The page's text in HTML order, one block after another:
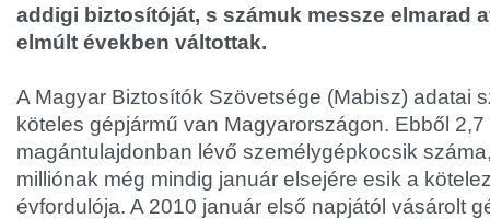
addigi biztosítóját, s számuk messze elmarad
elmúlt években váltottak.
A Magyar Biztosítók Szövetsége (Mabisz) adatai
köteles gépjármű van Magyarországon. Ebből 2,7
magántulajdonban lévő személygépkocsik
milliónak még mindig január elsejére esik a
évfordulója. A 2010 január első napjától vásárolt